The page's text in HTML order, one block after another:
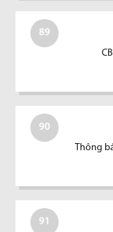
89
90
Thông
91